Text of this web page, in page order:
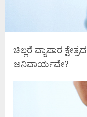
ಚಿಲ್ಲರೆ ವ್ಯಾಪಾರ
ಅನಿವಾರ್ಯವೇ?